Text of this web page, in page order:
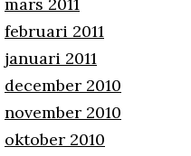
februari 2011
januari 2011
december 2010
november 2010
oktober 2010